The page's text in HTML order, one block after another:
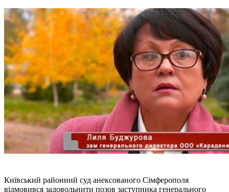
Київський районний суд анексованого Сімферополя
відмовився задовольнити позов заступника генерального